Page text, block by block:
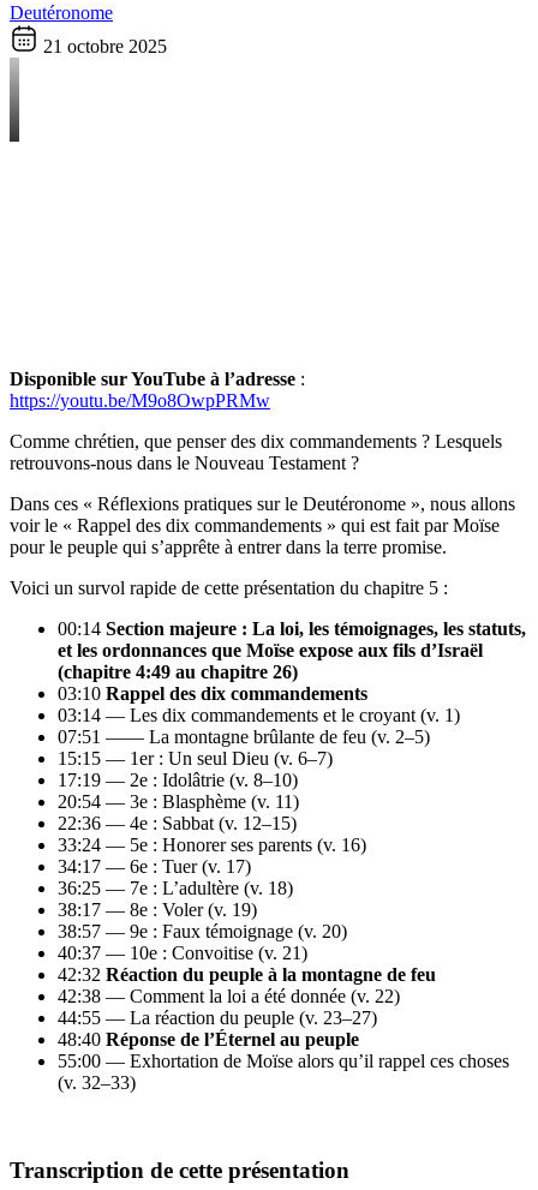
Deutéronome
21 octobre 2025
Disponible sur YouTube à l’adresse :
https://youtu.be/M9o8OwpPRMw
Comme chrétien, que penser des dix commandements ? Lesquels
retrouvons-nous dans le Nouveau Testament ?
Dans ces « Réflexions pratiques sur le Deutéronome », nous allons
voir le « Rappel des dix commandements » qui est fait par Moïse
pour le peuple qui s’apprête à entrer dans la terre promise.
Voici un survol rapide de cette présentation du chapitre 5 :
00:14 Section majeure : La loi, les témoignages, les statuts,
et les ordonnances que Moïse expose aux fils d’Israël
(chapitre 4:49 au chapitre 26)
03:10 Rappel des dix commandements
03:14 — Les dix commandements et le croyant (v. 1)
07:51 —— La montagne brûlante de feu (v. 2–5)
15:15 — 1er : Un seul Dieu (v. 6–7)
17:19 — 2e : Idolâtrie (v. 8–10)
20:54 — 3e : Blasphème (v. 11)
22:36 — 4e : Sabbat (v. 12–15)
33:24 — 5e : Honorer ses parents (v. 16)
34:17 — 6e : Tuer (v. 17)
36:25 — 7e : L’adultère (v. 18)
38:17 — 8e : Voler (v. 19)
38:57 — 9e : Faux témoignage (v. 20)
40:37 — 10e : Convoitise (v. 21)
42:32 Réaction du peuple à la montagne de feu
42:38 — Comment la loi a été donnée (v. 22)
44:55 — La réaction du peuple (v. 23–27)
48:40 Réponse de l’Éternel au peuple
55:00 — Exhortation de Moïse alors qu’il rappel ces choses
(v. 32–33)
Transcription de cette présentation